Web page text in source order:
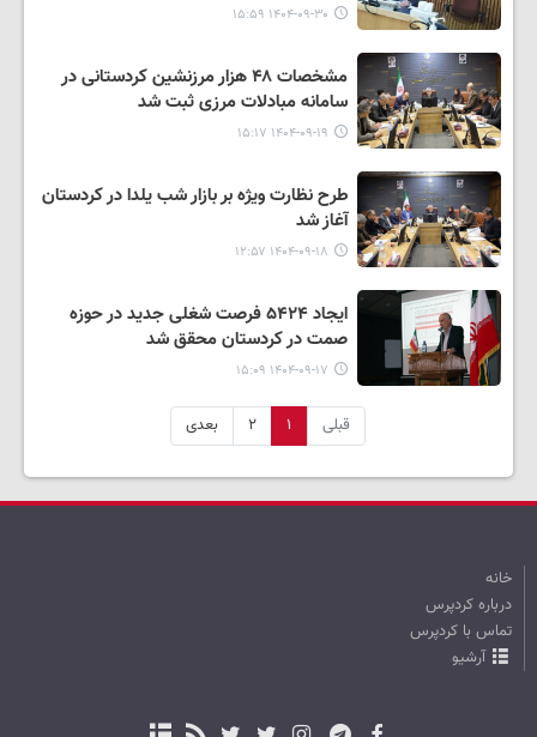
۱۴۰۴-۰۹-۳۰ ۱۵:۵۹
مشخصات ۴۸ هزار مرزنشین کردستانی در
سامانه مبادلات مرزی ثبت شد
۱۴۰۴-۰۹-۱۹ ۱۵:۱۷
طرح نظارت ویژه بر بازار شب یلدا در کردستان
آغاز شد
۱۴۰۴-۰۹-۱۸ ۱۲:۵۷
ایجاد ۵۴۲۴ فرصت شغلی جدید در حوزه
صمت در کردستان محقق شد
۱۴۰۴-۰۹-۱۷ ۱۵:۰۹
قبلی ۱ ۲ بعدی
خانه
درباره کردپرس
تماس با کردپرس
آرشیو